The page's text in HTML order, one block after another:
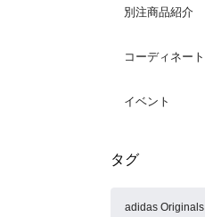
別注商品紹介
コーディネート
イベント
タグ
adidas Originals